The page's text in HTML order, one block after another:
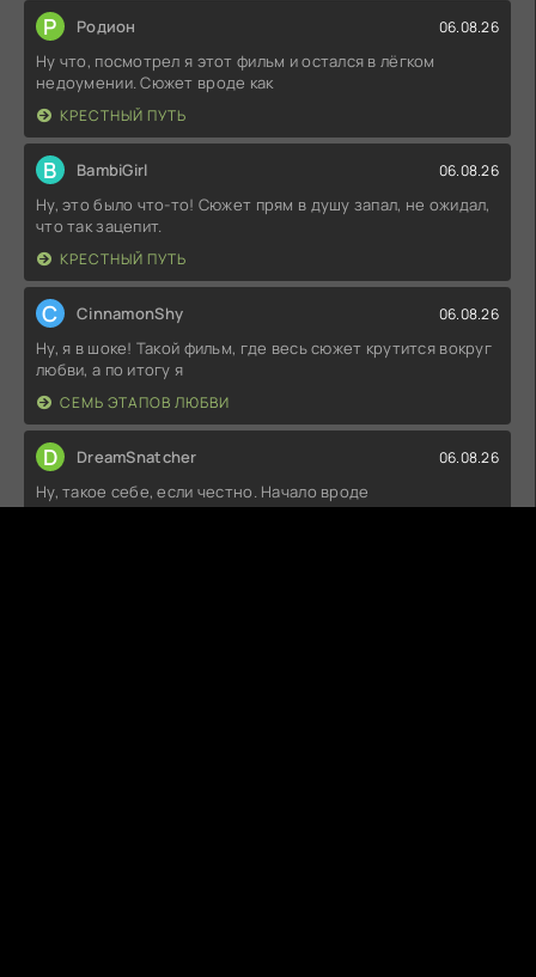
Р Родион 06.08.26
Ну что, посмотрел я этот фильм и остался в лёгком
недоумении. Сюжет вроде как
КРЕСТНЫЙ ПУТЬ
B BambiGirl 06.08.26
Ну, это было что-то! Сюжет прям в душу запал, не ожидал,
что так зацепит.
КРЕСТНЫЙ ПУТЬ
C CinnamonShy 06.08.26
Ну, я в шоке! Такой фильм, где весь сюжет крутится вокруг
любви, а по итогу я
СЕМЬ ЭТАПОВ ЛЮБВИ
D DreamSnatcher 06.08.26
Ну, такое себе, если честно. Начало вроде
многообещающее, но потом всё как-то